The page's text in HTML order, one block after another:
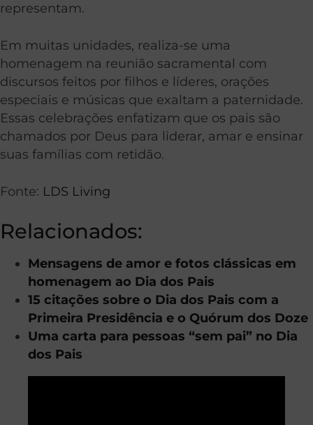
representam.
Em muitas unidades, realiza-se uma
homenagem na reunião sacramental com
discursos feitos por filhos e líderes, orações
especiais e músicas que exaltam a paternidade.
Essas celebrações enfatizam que os pais são
chamados por Deus para liderar, amar e ensinar
suas famílias com retidão.
Fonte: LDS Living
Relacionados:
Mensagens de amor e fotos clássicas em
homenagem ao Dia dos Pais
15 citações sobre o Dia dos Pais com a
Primeira Presidência e o Quórum dos Doze
Uma carta para pessoas “sem pai” no Dia
dos Pais